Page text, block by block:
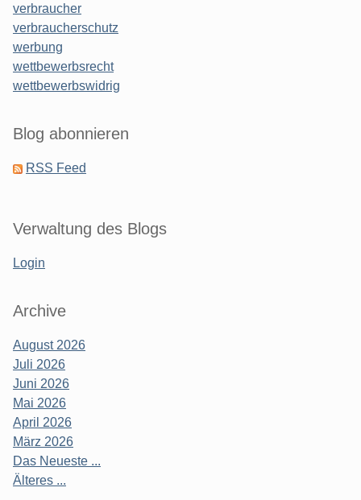
verbraucher
verbraucherschutz
werbung
wettbewerbsrecht
wettbewerbswidrig
Blog abonnieren
RSS Feed
Verwaltung des Blogs
Login
Archive
August 2026
Juli 2026
Juni 2026
Mai 2026
April 2026
März 2026
Das Neueste ...
Älteres ...